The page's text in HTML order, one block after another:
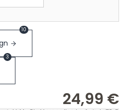
10
3
24,99 €